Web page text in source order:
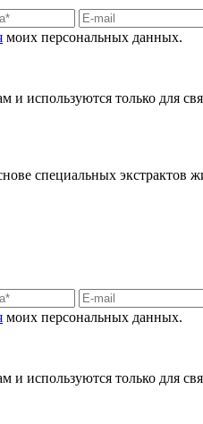
моих персональных данных.
используются только для
специальных экстрактов
моих персональных данных.
используются только для